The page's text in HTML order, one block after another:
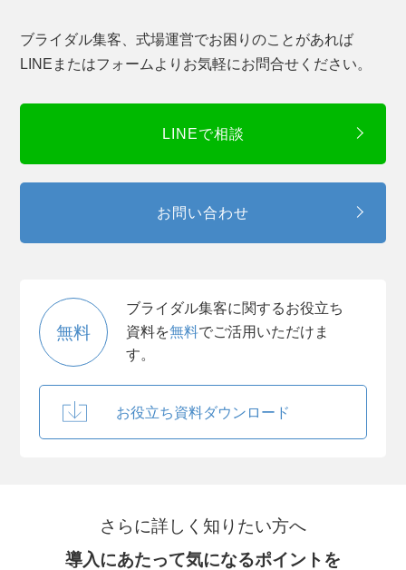
ブライダル集客、式場運営でお困りのことがあれば
LINEまたはフォームよりお気軽にお問合せください。
LINEで相談
お問い合わせ
無料
ブライダル集客に関するお役立ち
資料を無料でご活用いただけま
す。
お役立ち資料ダウンロード
さらに詳しく知りたい方へ
導入にあたって気になるポイントを